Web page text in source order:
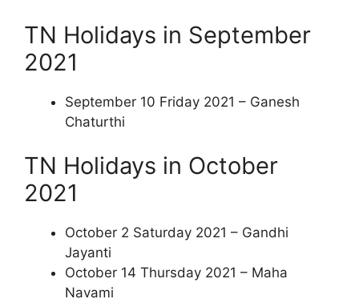
TN Holidays in September
2021
September 10 Friday 2021 – Ganesh
Chaturthi
TN Holidays in October
2021
October 2 Saturday 2021 – Gandhi
Jayanti
October 14 Thursday 2021 – Maha
Navami